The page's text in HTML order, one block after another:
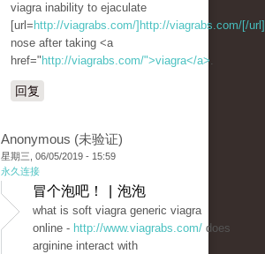
viagra inability to ejaculate
[url= http://viagrabs.com/]http://viagrabs.com/[/url]
nose after taking <a
href=" http://viagrabs.com/">viagra</a>.
回复
Anonymous (未验证)
星期三, 06/05/2019 - 15:59
永久连接
冒个泡吧！ | 泡泡
what is soft viagra generic viagra
online - http://www.viagrabs.com/ does
arginine interact with